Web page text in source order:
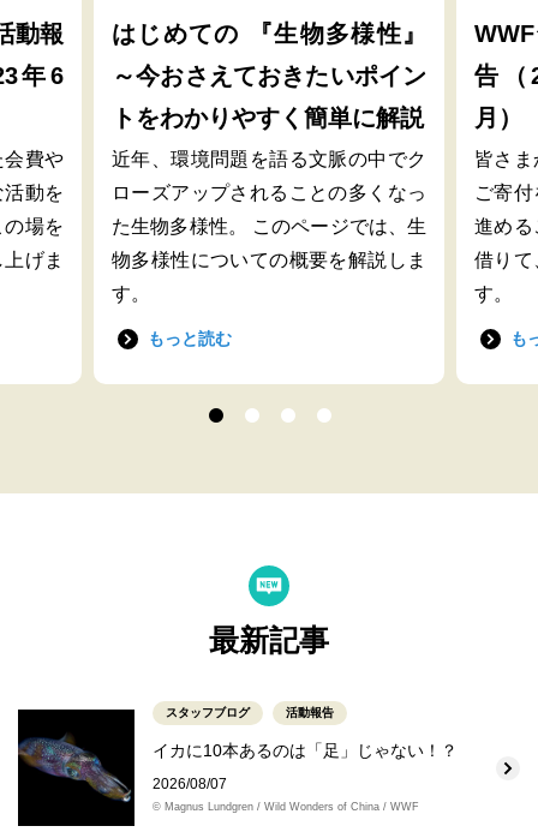
動報
年6
会費や
動を
場を
げま
はじめての 『生物多様性』
～今おさえておきたいポイン
トをわかりやすく簡単に解説
近年、環境問題を語る文脈の中でク
ローズアップされることの多くなっ
た生物多様性。 このページでは、生
物多様性についての概要を解説しま
す。
もっと読む
告（
月）
皆さ
ご寄
進める
借りて
す。
も
最新記事
スタッフブログ 活動報告
イカに10本あるのは「足」じゃない！？
2026/08/07
© Magnus Lundgren / Wild Wonders of China / WWF